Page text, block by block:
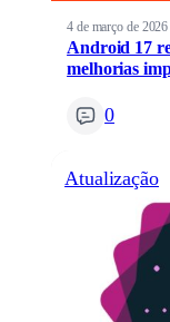
4 de março de 2026
Android 17
melhorias
0
Atualização